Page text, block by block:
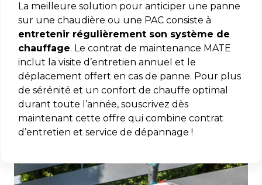
La meilleure solution pour anticiper une panne
sur une chaudière ou une PAC consiste à
entretenir régulièrement son système de
chauffage. Le contrat de maintenance MATE
inclut la visite d’entretien annuel et le
déplacement offert en cas de panne. Pour plus
de sérénité et un confort de chauffe optimal
durant toute l’année, souscrivez dès
maintenant cette offre qui combine contrat
d’entretien et service de dépannage !